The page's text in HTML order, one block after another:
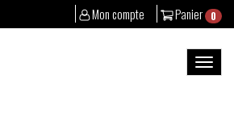
Panier 0
Mon compte
la